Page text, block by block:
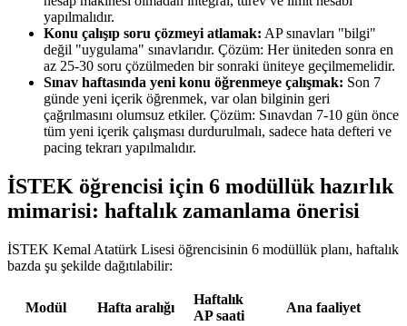
yapılmalıdır.
Konu çalışıp soru çözmeyi atlamak: AP sınavları "bilgi"
değil "uygulama" sınavlarıdır. Çözüm: Her üniteden sonra en
az 25-30 soru çözülmeden bir sonraki üniteye geçilmemelidir.
Sınav haftasında yeni konu öğrenmeye çalışmak: Son 7
günde yeni içerik öğrenmek, var olan bilginin geri
çağrılmasını olumsuz etkiler. Çözüm: Sınavdan 7-10 gün önce
tüm yeni içerik çalışması durdurulmalı, sadece hata defteri ve
pacing tekrarı yapılmalıdır.
İSTEK öğrencisi için 6 modüllük hazırlık
mimarisi: haftalık zamanlama önerisi
İSTEK Kemal Atatürk Lisesi öğrencisinin 6 modüllük planı, haftalık
bazda şu şekilde dağıtılabilir:
Modül Hafta aralığı
Haftalık
AP saati
Ana faaliyet